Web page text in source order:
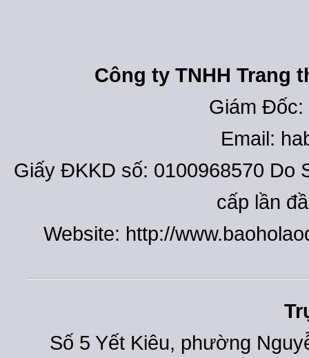
Công ty TNHH Trang
Giám Đốc:
Email:
Giấy ĐKKD số: 0100968570 Do
cấp lần
Website: http://
Số 5 Yết Kiêu, phường